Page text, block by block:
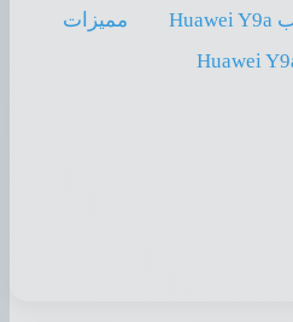
مميزات